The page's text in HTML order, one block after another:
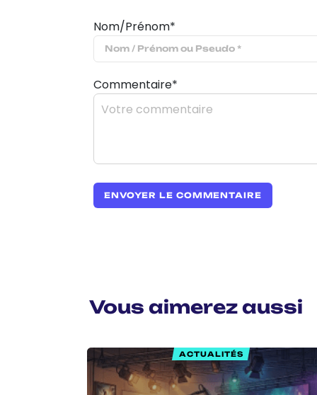
Nom/Prénom*
Commentaire*
Vous aimerez aussi
ACTUALITÉS